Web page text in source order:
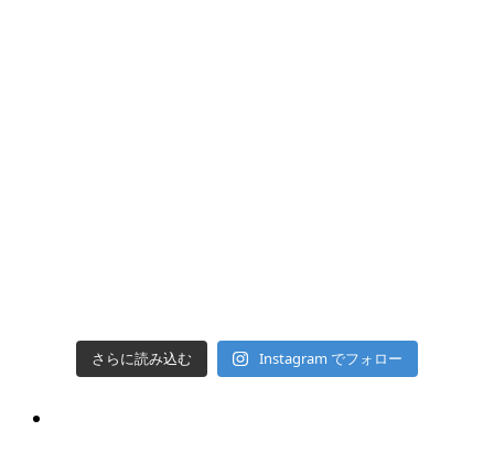
さらに読み込む Instagram でフォロー